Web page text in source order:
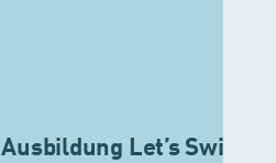
Ausbildung Let’s Swim